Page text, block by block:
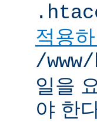
적용
/
일을
야 한